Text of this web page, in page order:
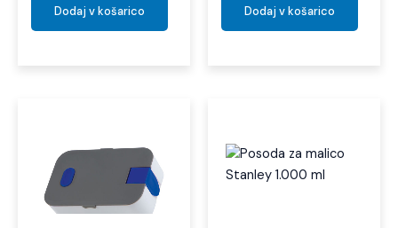
Dodaj v košarico Dodaj v košarico